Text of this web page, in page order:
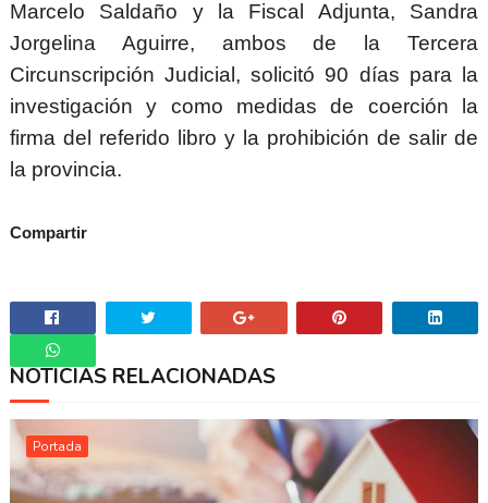
Marcelo Saldaño y la Fiscal Adjunta, Sandra
Jorgelina Aguirre, ambos de la Tercera
Circunscripción Judicial, solicitó 90 días para la
investigación y como medidas de coerción la
firma del referido libro y la prohibición de salir de
la provincia.
Compartir
Whatsapp
NOTICIAS RELACIONADAS
Portada